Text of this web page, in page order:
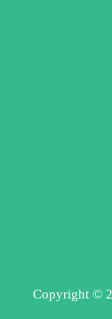
Copyright ©